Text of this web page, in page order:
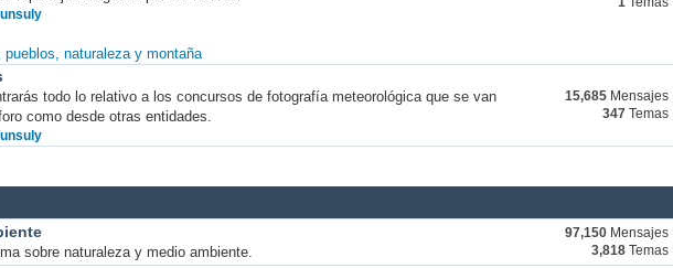
1 Temas
pueblos, naturaleza y montaña
todo lo relativo a los concursos de fotografía meteorológica que se van
como desde otras entidades.
15,685 Mensajes
347
Temas
sobre naturaleza y medio ambiente.
97,150 Mensajes
3,818 Temas